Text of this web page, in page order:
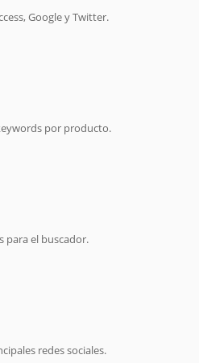
Google y Twitter.
por producto.
para el buscador.
redes sociales.